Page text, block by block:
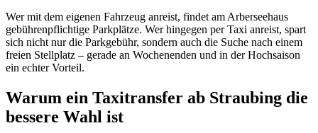
Wer mit dem eigenen Fahrzeug anreist, findet am Arberseehaus
gebührenpflichtige Parkplätze. Wer hingegen per Taxi anreist, spart
sich nicht nur die Parkgebühr, sondern auch die Suche nach einem
freien Stellplatz – gerade an Wochenenden und in der Hochsaison
ein echter Vorteil.
Warum ein Taxitransfer ab Straubing die
bessere Wahl ist